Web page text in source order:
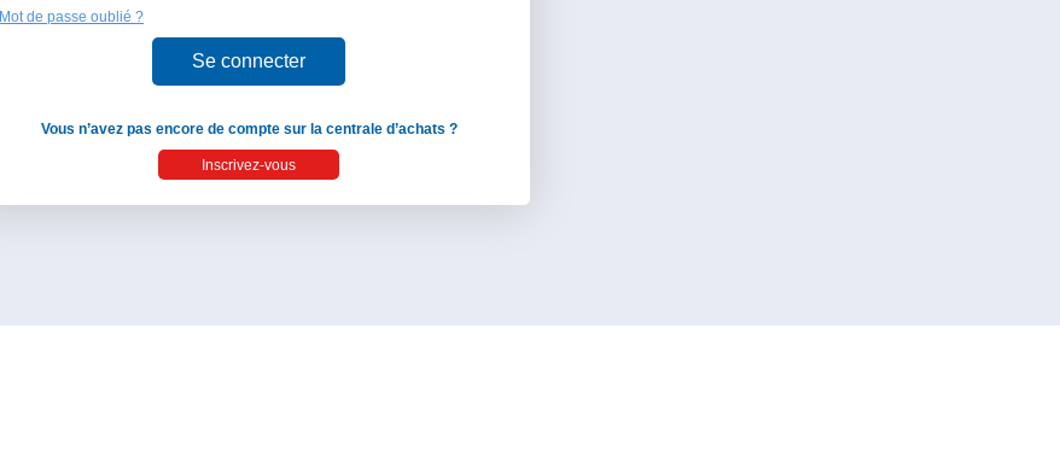
Mot de passe oublié ?
Vous n’avez pas encore de compte sur la centrale d’achats ?